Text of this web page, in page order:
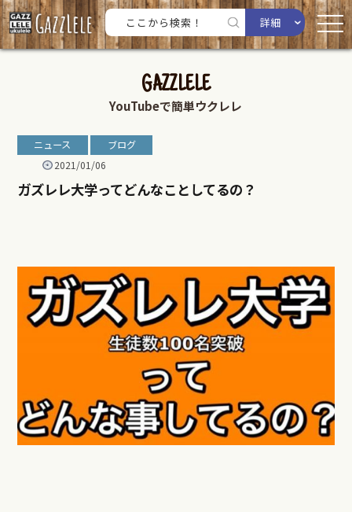
詳細
GAZZLELE
YouTubeで簡単ウクレレ
ニュース
ブログ
2021/01/06
ガズレレ大学ってどんなことしてるの？